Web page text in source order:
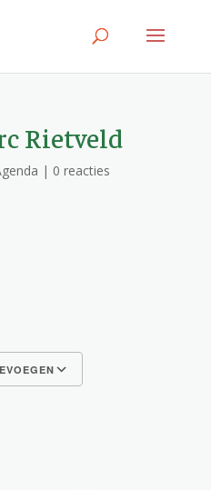
Rietveld
| 0 reacties